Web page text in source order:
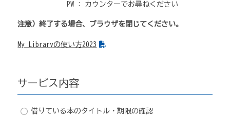
PW : カウンターでお尋ねください
注意）終了する場合、ブラウザを閉じてください。
My Libraryの使い方2023
サービス内容
借りている本のタイトル・期限の確認